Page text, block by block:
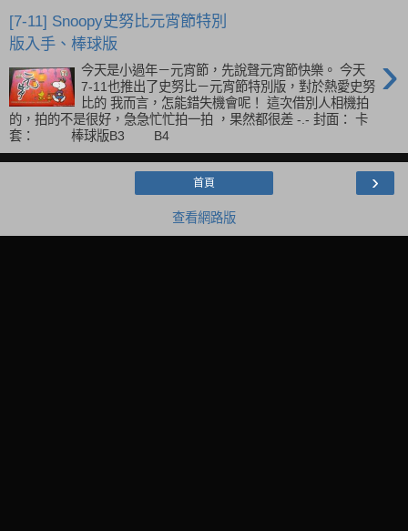
[7-11] Snoopy史努比元宵節特別
版入手、棒球版
›
今天是小過年－元宵節，先說聲元宵節快樂。 今天
7-11也推出了史努比－元宵節特別版，對於熱愛史努
比的 我而言，怎能錯失機會呢！ 這次借別人相機拍
的，拍的不是很好，急急忙忙拍一拍 ，果然都很差 -.- 封面： 卡
套： 棒球版B3 B4
›
首頁
查看網路版